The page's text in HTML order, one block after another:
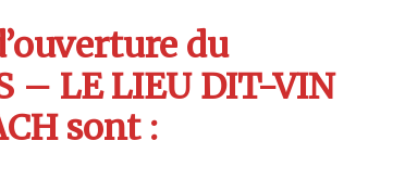
du
– LE LIEU DIT-VIN
sont :